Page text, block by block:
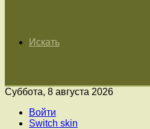
Искать
Суббота, 8 августа 2026
Войти
Switch skin